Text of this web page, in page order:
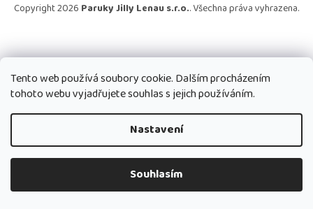
Tento web používá soubory cookie. Dalším procházením
tohoto webu vyjadřujete souhlas s jejich používáním.
Nastavení
Souhlasím
Copyright 2026 Paruky Jilly Lenau s.r.o.. Všechna práva vyhrazena.